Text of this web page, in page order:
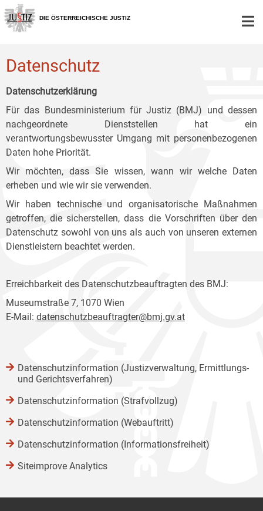
Zur
Hauptnavigation
[1]
Zum
Inhalt
[2]
Zum
Untermenü
[3]
DIE ÖSTERREICHISCHE JUSTIZ
Datenschutz
Datenschutzerklärung
Für das Bundesministerium für Justiz (BMJ) und dessen
nachgeordnete Dienststellen hat ein
verantwortungsbewusster Umgang mit personenbezogenen
Daten hohe Priorität.
Wir möchten, dass Sie wissen, wann wir welche Daten
erheben und wie wir sie verwenden.
Wir haben technische und organisatorische Maßnahmen
getroffen, die sicherstellen, dass die Vorschriften über den
Datenschutz sowohl von uns als auch von unseren externen
Dienstleistern beachtet werden.
Erreichbarkeit des Datenschutzbeauftragten des BMJ:
Museumstraße 7, 1070 Wien
E-Mail: datenschutzbeauftragter@bmj.gv.at
Datenschutzinformation (Justizverwaltung, Ermittlungs-
und Gerichtsverfahren)
Datenschutzinformation (Strafvollzug)
Datenschutzinformation (Webauftritt)
Datenschutzinformation (Informationsfreiheit)
Siteimprove Analytics